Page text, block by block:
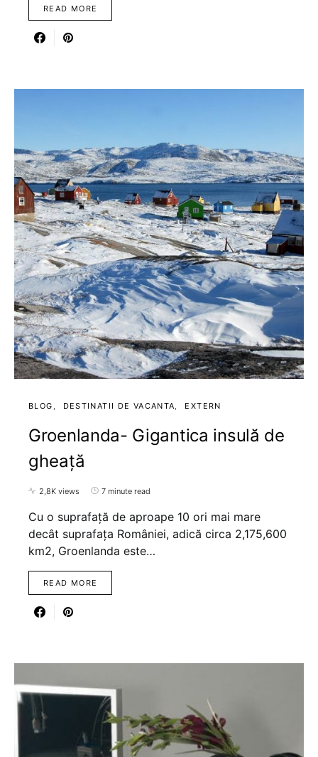
READ MORE
BLOG DESTINATII DE VACANTA EXTERN
Groenlanda- Gigantica insulă de
gheață
2,8K views 7 minute read
Cu o suprafață de aproape 10 ori mai mare
decât suprafața României, adică circa 2,175,600
km2, Groenlanda este…
READ MORE